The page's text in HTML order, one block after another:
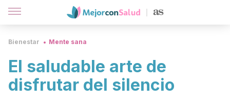
Bienestar Mente sana
El saludable arte de
disfrutar del silencio